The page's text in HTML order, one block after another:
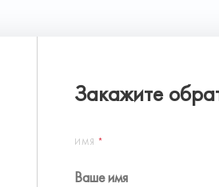
Закажите
ИМЯ *